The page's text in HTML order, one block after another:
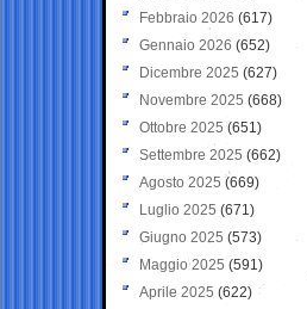
Febbraio 2026 (617)
Gennaio 2026 (652)
Dicembre 2025 (627)
Novembre 2025 (668)
Ottobre 2025 (651)
Settembre 2025 (662)
Agosto 2025 (669)
Luglio 2025 (671)
Giugno 2025 (573)
Maggio 2025 (591)
Aprile 2025 (622)